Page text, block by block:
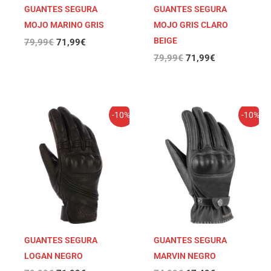
GUANTES SEGURA
MOJO MARINO GRIS
79,99€ 71,99€
GUANTES SEGURA
MOJO GRIS CLARO
BEIGE
79,99€ 71,99€
-10%
GUANTES SEGURA
LOGAN NEGRO
El
precio
original
era:
79,99€.
precio
actual
es:
71,99€.
-10%
GUANTES SEGURA
MARVIN NEGRO
El
precio
original
era:
74,99€.
precio
actual
es:
67,49€.